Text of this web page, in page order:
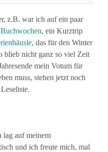
z.B. war ich auf ein paar
, ein Kurztrip
, das für den Winter
blieb nicht ganz so viel Zeit
mein Votum für
muss, stehen jetzt noch
lag auf meinem
und ich freute mich, mal